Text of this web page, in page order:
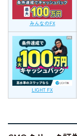
みんなのFX
LIGHT FX